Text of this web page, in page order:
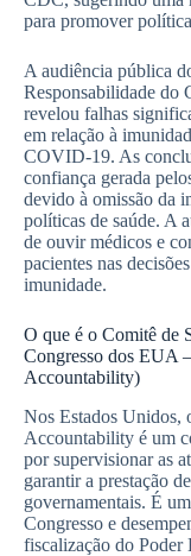
para promover
A audiência pública
Responsabilidade do
revelou falhas
em relação à
COVID-19. As
confiança gerada
devido à omissão da
políticas de saúde. A
de ouvir médicos e
pacientes nas
imunidade.
O que é o Comitê de
Congresso dos EUA
Accountability)
Nos Estados Unidos,
Accountability é um
por supervisionar as
garantir a prestação
governamentais. É
Congresso e
fiscalização do Poder